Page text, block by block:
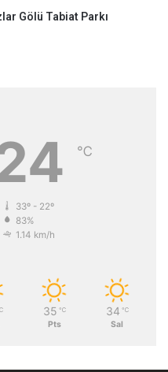
Gölü Tabiat Parkı
℃
33º - 22º
83%
1.14 km/h
35 ℃
Pts
34 ℃
Sal